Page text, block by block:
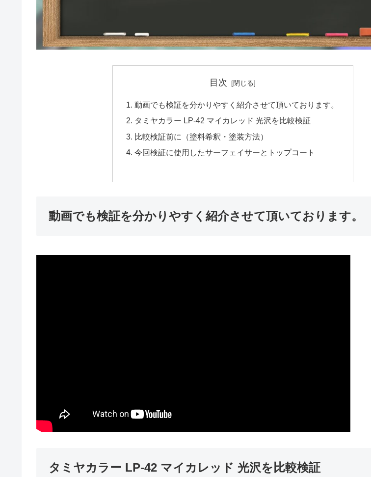
目次
動画でも検証を分かりやすく紹介させて頂いております。
タミヤカラー LP-42 マイカレッド 光沢を比較検証
比較検証前に（塗料希釈・塗装方法）
今回検証に使用したサーフェイサーとトップコート
動画でも検証を分かりやすく紹介させて頂いております。
タミヤカラー LP-42 マイカレッド 光沢を比較検証